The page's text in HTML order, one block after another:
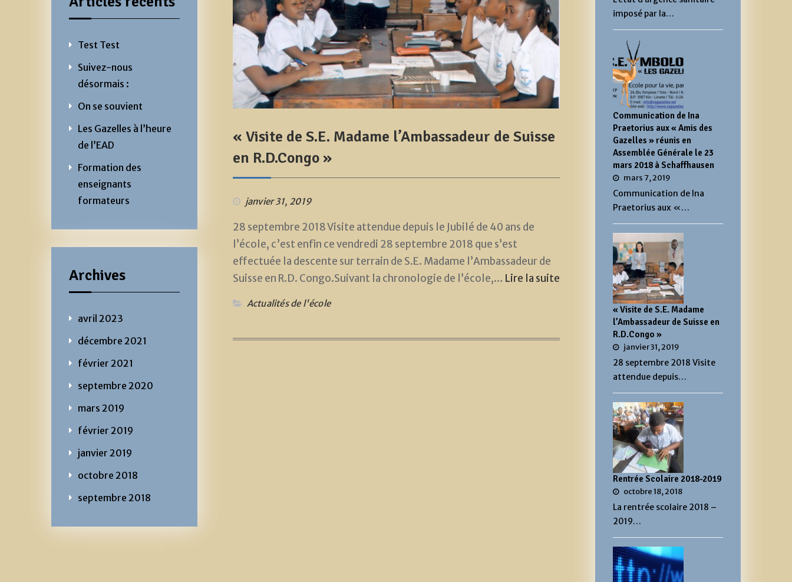
« Visite de S.E. Madame l’Ambassadeur de Suisse
en R.D.Congo »
janvier 31, 2019
28 septembre 2018 Visite attendue depuis le Jubilé de 40 ans de
l’école, c’est enfin ce vendredi 28 septembre 2018 que s’est
effectuée la descente sur terrain de S.E. Madame l’Ambassadeur de
Suisse en R.D. Congo.Suivant la chronologie de l’école,… Lire la suite
Actualités de l'école
Test Test
Suivez-nous
désormais :
On se souvient
Les Gazelles à l’heure
de l’EAD
Formation des
enseignants
formateurs
Archives
avril 2023
décembre 2021
février 2021
septembre 2020
mars 2019
février 2019
janvier 2019
octobre 2018
septembre 2018
imposé par la…
Communication de Ina
Praetorius aux « Amis des
Gazelles » réunis en
Assemblée Générale le 23
mars 2018 à Schaffhausen
mars 7, 2019
Communication de Ina
Praetorius aux «…
« Visite de S.E. Madame
l’Ambassadeur de Suisse en
R.D.Congo »
janvier 31, 2019
28 septembre 2018 Visite
attendue depuis…
Rentrée Scolaire 2018-2019
octobre 18, 2018
La rentrée scolaire 2018 –
2019…